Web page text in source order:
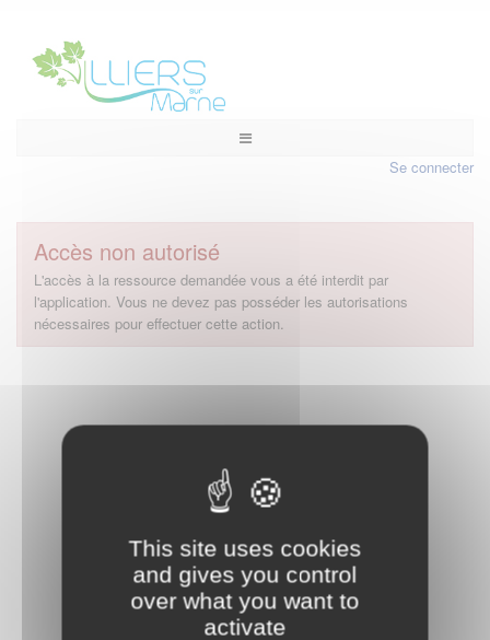
This site uses cookies
and gives you control
over what you want to
activate
Se connecter
Accès non autorisé
L'accès à la ressource demandée vous a été interdit par
l'application. Vous ne devez pas posséder les autorisations
nécessaires pour effectuer cette action.